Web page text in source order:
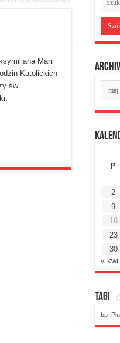
Marii
Katolickich
św.
P
2
9
16
23
30
« kwi
Tagi